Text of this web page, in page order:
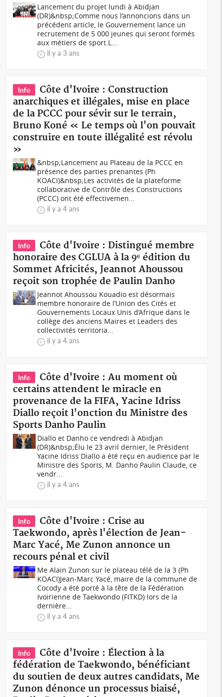
Lancement du projet lundi à Abidjan
(DR)&nbsp;Comme nous l’annoncions dans un
précédent article, le Gouvernement lance un
recrutement de 5 000 jeunes qui seront formés
aux métiers de sport.L...
il y a 3 ans
Info
Côte d'Ivoire : Construction
anarchiques et illégales, mise en place
de la PCCC pour sévir sur le terrain,
Bruno Koné « Le temps où l'on pouvait
construire en toute illégalité est révolu
»
&nbsp;Lancement au Plateau de la PCCC en
présence des parties prenantes (Ph
KOACI)&nbsp;Les activités de la plateforme
collaborative de Contrôle des Constructions
(PCCC) ont été effectivemen...
il y a 4 ans
Info
Côte d'Ivoire : Distingué membre
honoraire des CGLUA à la 9ᵉ édition du
Sommet Africités, Jeannot Ahoussou
reçoit son trophée de Paulin Danho
Jeannot Ahoussou Kouadio est désormais
membre honoraire de l’Union des Cités et
Gouvernements Locaux Unis d’Afrique dans le
collège des anciens Maires et Leaders des
collectivités territoria...
il y a 4 ans
Info
Côte d'Ivoire : Au moment où
certains attendent le miracle en
provenance de la FIFA, Yacine Idriss
Diallo reçoit l'onction du Ministre des
Sports Danho Paulin
Diallo et Danho ce vendredi à Abidjan
(DR)&nbsp;Élu le 23 avril dernier, le Président
Yacine Idriss Diallo a été reçu en audience par le
Ministre des Sports, M. Danho Paulin Claude, ce
vendr...
il y a 4 ans
Info
Côte d'Ivoire : Crise au
Taekwondo, après l'élection de Jean-
Marc Yacé, Me Zunon annonce un
recours pénal et civil
Me Alain Zunon sur le plateau télé de la 3 (Ph
KOACI)Jean-Marc Yacé, maire de la commune de
Cocody a été porté à la tête de la Fédération
Ivoirienne de Taekwondo (FITKD) lors de la
dernière...
il y a 4 ans
Info
Côte d'Ivoire : Élection à la
fédération de Taekwondo, bénéficiant
du soutien de deux autres candidats, Me
Zunon dénonce un processus biaisé,